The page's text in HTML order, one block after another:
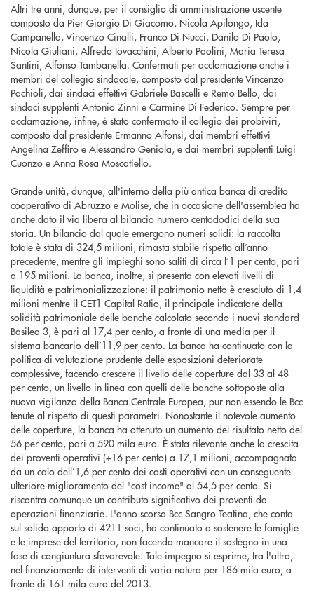
Altri tre anni, dunque, per il consiglio di amministrazione uscente
composto da Pier Giorgio Di Giacomo, Nicola Apilongo, Ida
Campanella, Vincenzo Cinalli, Franco Di Nucci, Danilo Di Paolo,
Nicola Giuliani, Alfredo Iovacchini, Alberto Paolini, Maria Teresa
Santini, Alfonso Tambanella. Confermati per acclamazione anche i
membri del collegio sindacale, composto dal presidente Vincenzo
Pachioli, dai sindaci effettivi Gabriele Bascelli e Remo Bello, dai
sindaci supplenti Antonio Zinni e Carmine Di Federico. Sempre per
acclamazione, infine, è stato confermato il collegio dei probiviri,
composto dal presidente Ermanno Alfonsi, dai membri effettivi
Angelina Zeffiro e Alessandro Geniola, e dai membri supplenti Luigi
Cuonzo e Anna Rosa Moscatiello.
Grande unità, dunque, all'interno della più antica banca di credito
cooperativo di Abruzzo e Molise, che in occasione dell'assemblea ha
anche dato il via libera al bilancio numero centododici della sua
storia. Un bilancio dal quale emergono numeri solidi: la raccolta
totale è stata di 324,5 milioni, rimasta stabile rispetto all’anno
precedente, mentre gli impieghi sono saliti di circa l’1 per cento, pari
a 195 milioni. La banca, inoltre, si presenta con elevati livelli di
liquidità e patrimonializzazione: il patrimonio netto è cresciuto di 1,4
milioni mentre il CET1 Capital Ratio, il principale indicatore della
solidità patrimoniale delle banche calcolato secondo i nuovi standard
Basilea 3, è pari al 17,4 per cento, a fronte di una media per il
sistema bancario dell’11,9 per cento. La banca ha continuato con la
politica di valutazione prudente delle esposizioni deteriorate
complessive, facendo crescere il livello delle coperture dal 33 al 48
per cento, un livello in linea con quelli delle banche sottoposte alla
nuova vigilanza della Banca Centrale Europea, pur non essendo le Bcc
tenute al rispetto di questi parametri. Nonostante il notevole aumento
delle coperture, la banca ha ottenuto un aumento del risultato netto del
56 per cento, pari a 590 mila euro. È stata rilevante anche la crescita
dei proventi operativi (+16 per cento) a 17,1 milioni, accompagnata
da un calo dell’1,6 per cento dei costi operativi con un conseguente
ulteriore miglioramento del "cost income" al 54,5 per cento. Si
riscontra comunque un contributo significativo dei proventi da
operazioni finanziarie. L'anno scorso Bcc Sangro Teatina, che conta
sul solido apporto di 4211 soci, ha continuato a sostenere le famiglie
e le imprese del territorio, non facendo mancare il sostegno in una
fase di congiuntura sfavorevole. Tale impegno si esprime, tra l'altro,
nel finanziamento di interventi di varia natura per 186 mila euro, a
fronte di 161 mila euro del 2013.